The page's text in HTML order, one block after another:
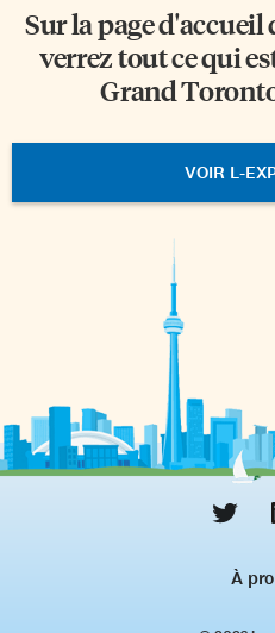
Sur la page d'accueil
verrez tout ce qui
Grand
VOIR L-
À